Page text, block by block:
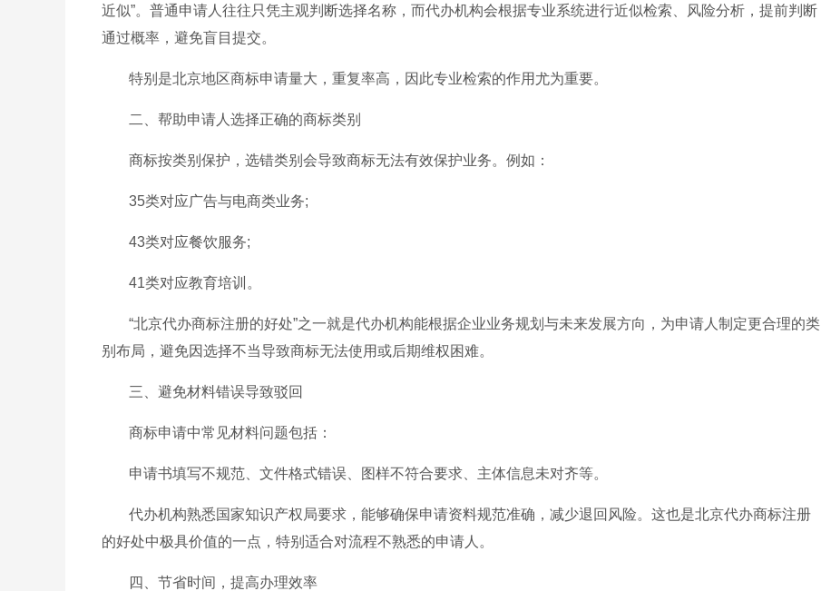
近似”。普通申请人往往只凭主观判断选择名称，而代办机构会根据专业系统进行近似检索、风险分析，提前判断
通过概率，避免盲目提交。
特别是北京地区商标申请量大，重复率高，因此专业检索的作用尤为重要。
二、帮助申请人选择正确的商标类别
商标按类别保护，选错类别会导致商标无法有效保护业务。例如：
35类对应广告与电商类业务;
43类对应餐饮服务;
41类对应教育培训。
“北京代办商标注册的好处”之一就是代办机构能根据企业业务规划与未来发展方向，为申请人制定更合理的类
别布局，避免因选择不当导致商标无法使用或后期维权困难。
三、避免材料错误导致驳回
商标申请中常见材料问题包括：
申请书填写不规范、文件格式错误、图样不符合要求、主体信息未对齐等。
代办机构熟悉国家知识产权局要求，能够确保申请资料规范准确，减少退回风险。这也是北京代办商标注册
的好处中极具价值的一点，特别适合对流程不熟悉的申请人。
四、节省时间，提高办理效率